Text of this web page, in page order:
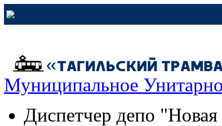
Муниципальное
Диспетчер депо